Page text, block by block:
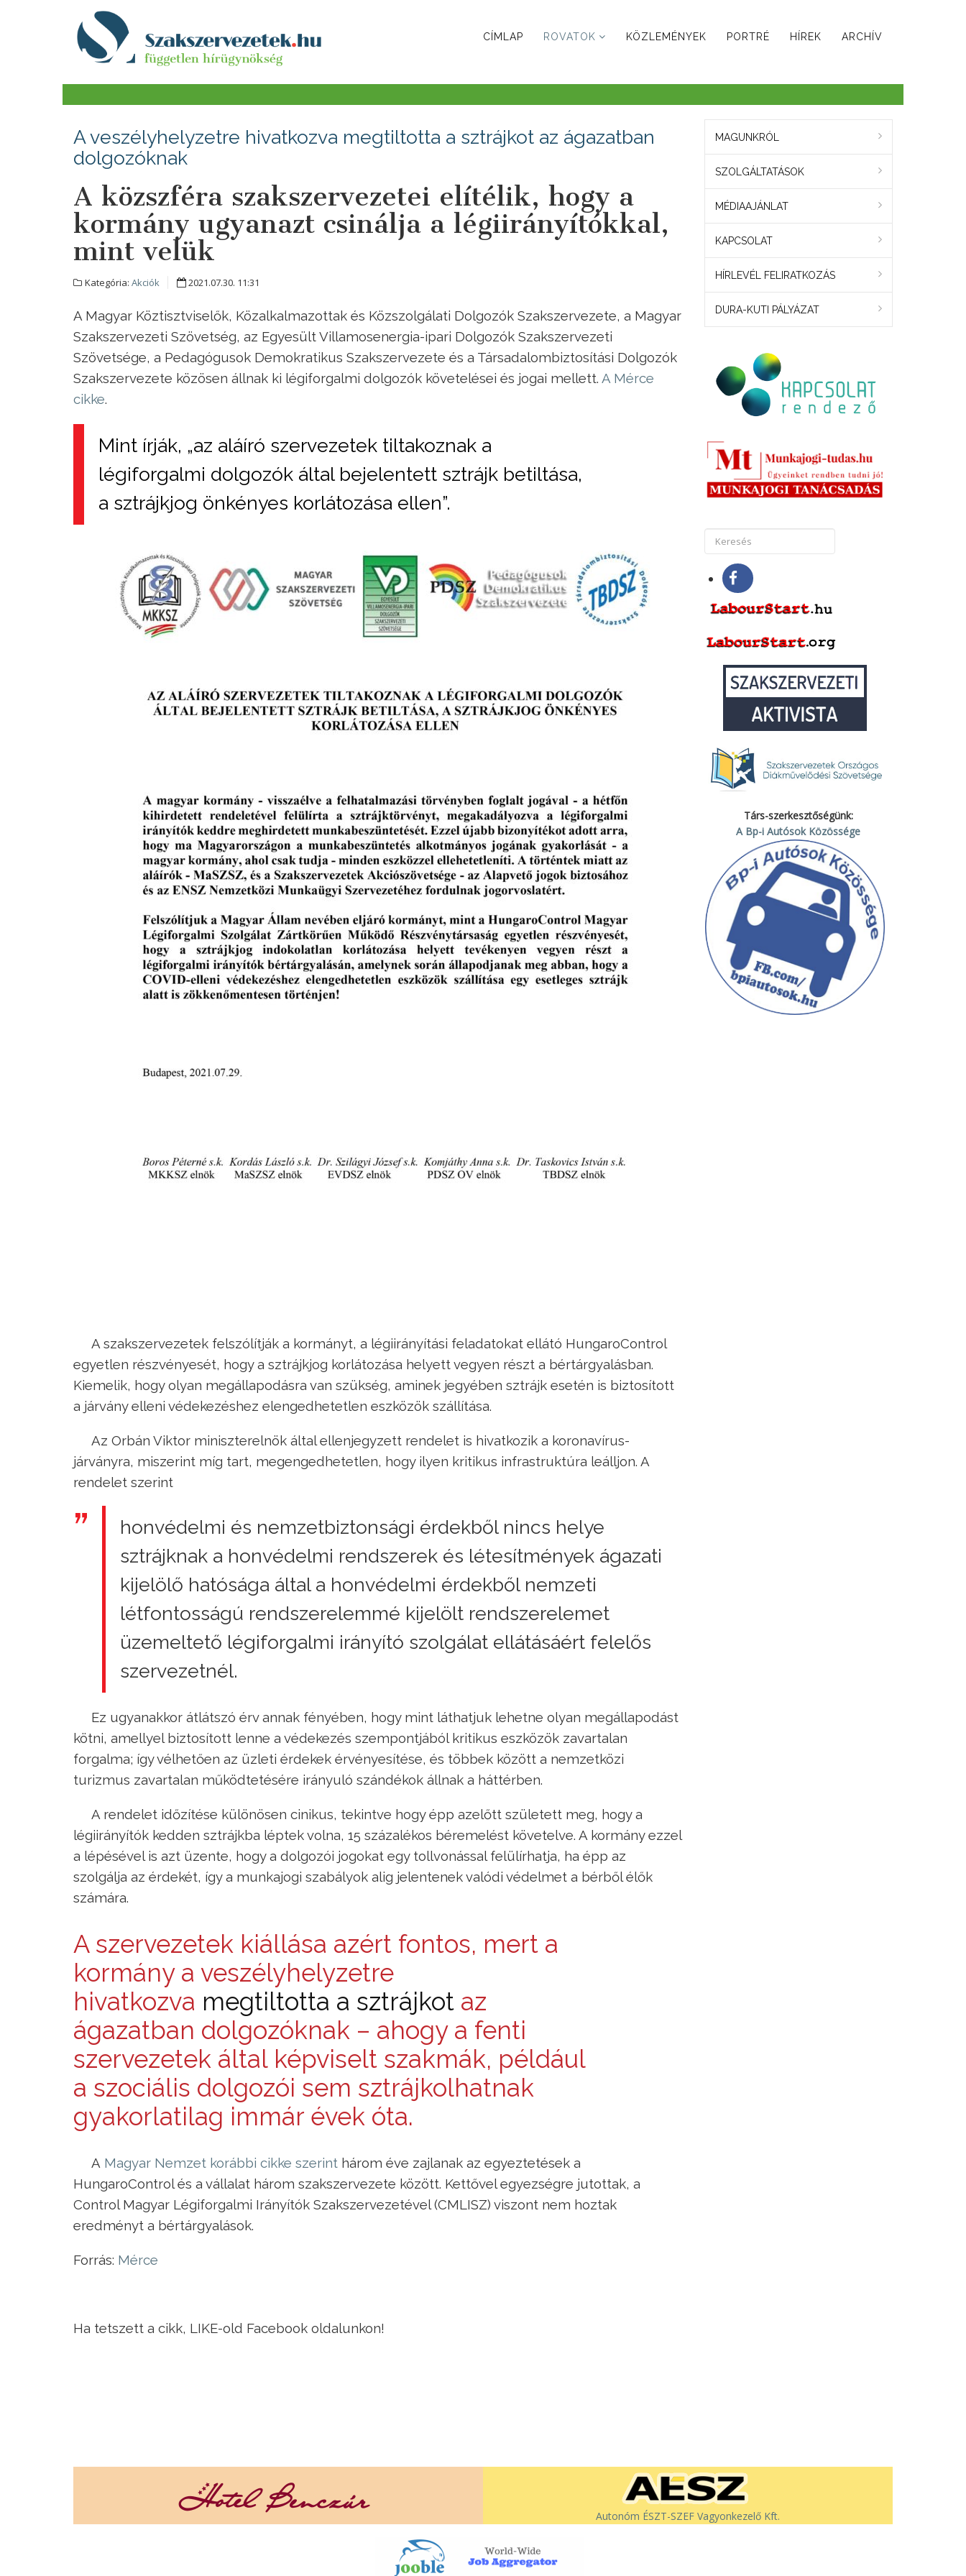
CÍMLAP ROVATOK KÖZLEMÉNYEK PORTRÉ HÍREK ARCHÍV
A veszélyhelyzetre hivatkozva megtiltotta a sztrájkot az ágazatban
dolgozóknak
A közszféra szakszervezetei elítélik, hogy a
kormány ugyanazt csinálja a légiirányítókkal,
mint velük
Kategória: Akciók 2021.07.30. 11:31
A Magyar Köztisztviselők, Közalkalmazottak és Közszolgálati Dolgozók Szakszervezete, a Magyar
Szakszervezeti Szövetség, az Egyesült Villamosenergia-ipari Dolgozók Szakszervezeti
Szövetsége, a Pedagógusok Demokratikus Szakszervezete és a Társadalombiztosítási Dolgozók
Szakszervezete közösen állnak ki légiforgalmi dolgozók követelései és jogai mellett. A Mérce
cikke.
Mint írják, „az aláíró szervezetek tiltakoznak a
légiforgalmi dolgozók által bejelentett sztrájk betiltása,
a sztrájkjog önkényes korlátozása ellen”.
A szakszervezetek felszólítják a kormányt, a légiirányítási feladatokat ellátó HungaroControl
egyetlen részvényesét, hogy a sztrájkjog korlátozása helyett vegyen részt a bértárgyalásban.
Kiemelik, hogy olyan megállapodásra van szükség, aminek jegyében sztrájk esetén is biztosított
a járvány elleni védekezéshez elengedhetetlen eszközök szállítása.
Az Orbán Viktor miniszterelnök által ellenjegyzett rendelet is hivatkozik a koronavírus-
járványra, miszerint míg tart, megengedhetetlen, hogy ilyen kritikus infrastruktúra leálljon. A
rendelet szerint
honvédelmi és nemzetbiztonsági érdekből nincs helye
sztrájknak a honvédelmi rendszerek és létesítmények ágazati
kijelölő hatósága által a honvédelmi érdekből nemzeti
létfontosságú rendszerelemmé kijelölt rendszerelemet
üzemeltető légiforgalmi irányító szolgálat ellátásáért felelős
szervezetnél.
Ez ugyanakkor átlátszó érv annak fényében, hogy mint láthatjuk lehetne olyan megállapodást
kötni, amellyel biztosított lenne a védekezés szempontjából kritikus eszközök zavartalan
forgalma; így vélhetően az üzleti érdekek érvényesítése, és többek között a nemzetközi
turizmus zavartalan működtetésére irányuló szándékok állnak a háttérben.
A rendelet időzítése különösen cinikus, tekintve hogy épp azelőtt született meg, hogy a
légiirányítók kedden sztrájkba léptek volna, 15 százalékos béremelést követelve. A kormány ezzel
a lépésével is azt üzente, hogy a dolgozói jogokat egy tollvonással felülírhatja, ha épp az
szolgálja az érdekét, így a munkajogi szabályok alig jelentenek valódi védelmet a bérből élők
számára.
A szervezetek kiállása azért fontos, mert a
kormány a veszélyhelyzetre
hivatkozva megtiltotta a sztrájkot az
ágazatban dolgozóknak – ahogy a fenti
szervezetek által képviselt szakmák, például
a szociális dolgozói sem sztrájkolhatnak
gyakorlatilag immár évek óta.
A Magyar Nemzet korábbi cikke szerint három éve zajlanak az egyeztetések a
HungaroControl és a vállalat három szakszervezete között. Kettővel egyez­ségre jutottak, a
Control Magyar Légiforgalmi Irányítók Szakszervezetével (CMLISZ) viszont nem hoztak
eredményt a bértárgyalások.
Forrás: Mérce
Ha tetszett a cikk, LIKE-old Facebook oldalunkon!
MAGUNKRÓL
SZOLGÁLTATÁSOK
MÉDIAAJÁNLAT
KAPCSOLAT
HÍRLEVÉL FELIRATKOZÁS
DURA-KUTI PÁLYÁZAT
Társ-szerkesztőségünk:
A Bp-i Autósok Közössége
Autonóm ÉSZT-SZEF Vagyonkezelő Kft.